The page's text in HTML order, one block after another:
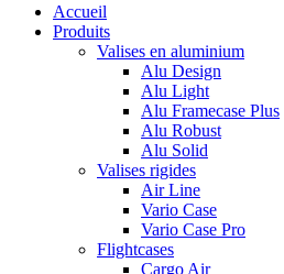
Accueil
Produits
Valises en aluminium
Alu Design
Alu Light
Alu Framecase Plus
Alu Robust
Alu Solid
Valises rigides
Air Line
Vario Case
Vario Case Pro
Flightcases
Cargo Air